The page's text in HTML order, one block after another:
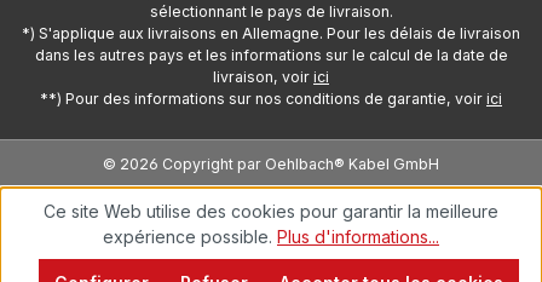
sélectionnant le pays de livraison.
*) S'applique aux livraisons en Allemagne. Pour les délais de livraison
dans les autres pays et les informations sur le calcul de la date de
livraison, voir ici
**) Pour des informations sur nos conditions de garantie, voir ici
© 2026 Copyright par Oehlbach® Kabel GmbH
Ce site Web utilise des cookies pour garantir la meilleure
expérience possible. Plus d'informations...